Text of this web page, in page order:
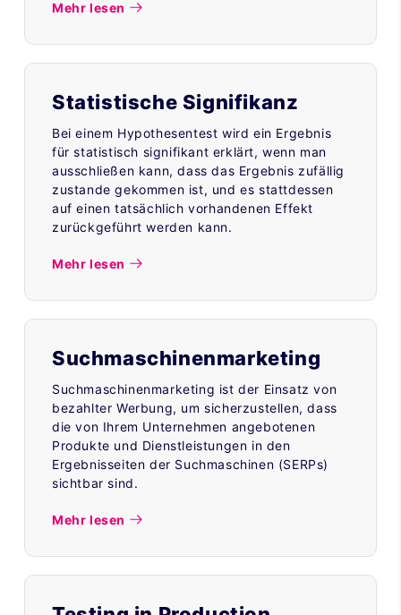
Mehr lesen
Statistische Signifikanz
Bei einem Hypothesentest wird ein Ergebnis
für statistisch signifikant erklärt, wenn man
ausschließen kann, dass das Ergebnis zufällig
zustande gekommen ist, und es stattdessen
auf einen tatsächlich vorhandenen Effekt
zurückgeführt werden kann.
Mehr lesen
Suchmaschinenmarketing
Suchmaschinenmarketing ist der Einsatz von
bezahlter Werbung, um sicherzustellen, dass
die von Ihrem Unternehmen angebotenen
Produkte und Dienstleistungen in den
Ergebnisseiten der Suchmaschinen (SERPs)
sichtbar sind.
Mehr lesen